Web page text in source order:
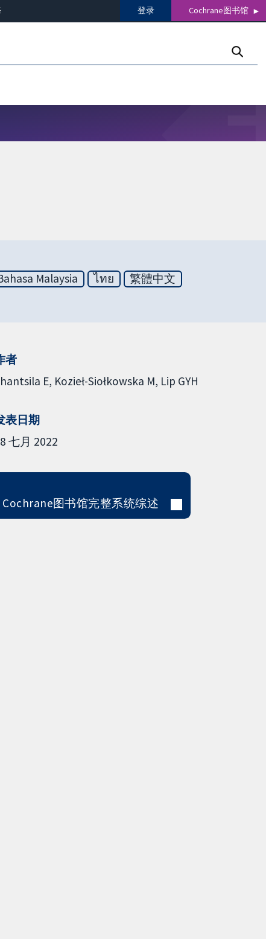
登录 Cochrane图书馆
Malaysia ไทย
繁體中文
者
E Kozieł-Siołkowska M Lip GYH
表日期
七月 2022
Cochrane图书馆完整系统综述